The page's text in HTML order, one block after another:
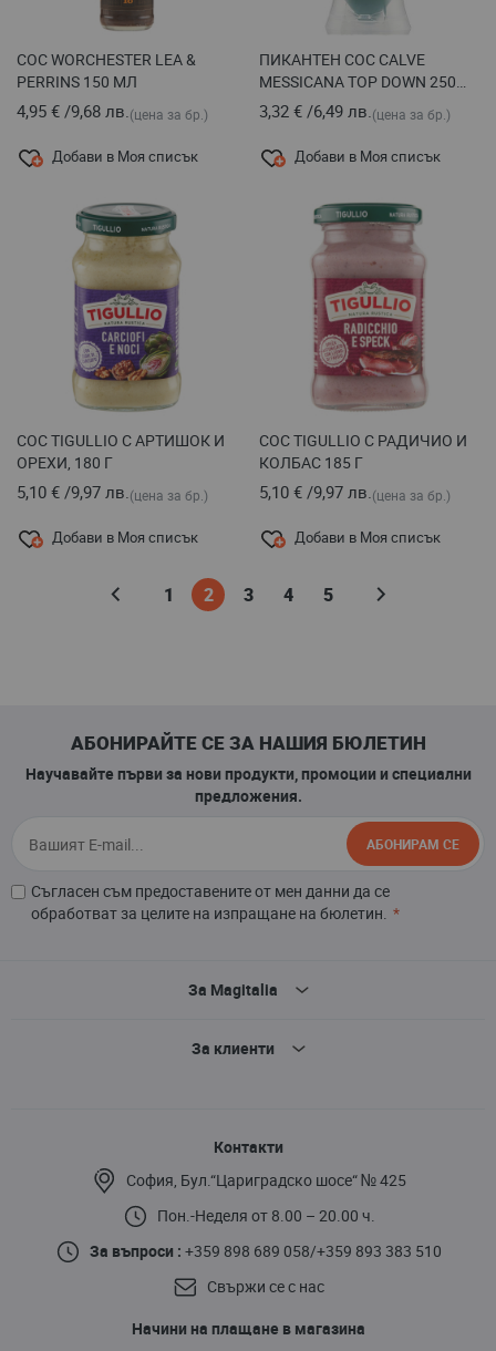
СОС WORCHESTER LEA &
PERRINS 150 МЛ
4,95 € /9,68 лв.(цена за бр.)
Добави в Моя списък
ПИКАНТЕН СОС CALVE
MESSICANA TOP DOWN 250
МЛ
3,32 € /6,49 лв.(цена за бр.)
Добави в Моя списък
СОС TIGULLIO С АРТИШОК И
ОРЕХИ, 180 Г
5,10 € /9,97 лв.(цена за бр.)
Добави в Моя списък
СОС TIGULLIО С РАДИЧИО И
КОЛБАС 185 Г
5,10 € /9,97 лв.(цена за бр.)
Добави в Моя списък
Страница
Страница
НазадСтраница
1
В
2 Страница
3 Страница
4 Страница
5
АБОНИРАЙТЕ СЕ ЗА НАШИЯ БЮЛЕТИН
Научавайте първи за нови продукти, промоции и специални
предложения.
Съгласен съм предоставените от мен данни да се
обработват за целите на изпращане на бюлетин.
АБОНИРАМ СЕ
За Magitalia
За клиенти
Контакти
София, Бул.“Цариградско шосе“ № 425
Пон.-Неделя от 8.00 – 20.00 ч.
За въпроси : +359 898 689 058/+359 893 383 510
Свържи се с нас
Начини на плащане в магазина